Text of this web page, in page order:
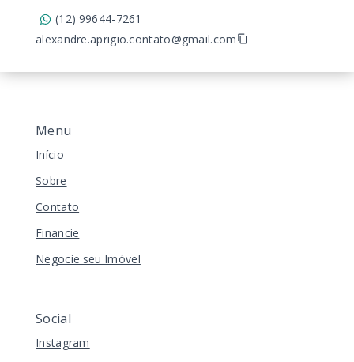
Menu
Início
Sobre
Contato
Financie
Negocie seu Imóvel
Social
Instagram
(12) 99644-7261
alexandre.aprigio.contato@gmail.com